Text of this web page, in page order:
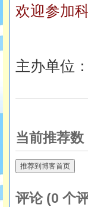
欢迎参加
主办单位：
当前推荐数
推荐到博客首页
评论 (0 个